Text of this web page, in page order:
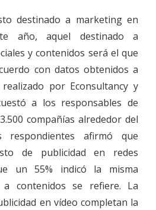
destinado a marketing en
año, aquel destinado a
y contenidos será el que
con datos obtenidos a
por Econsultancy y
a los responsables de
compañías alrededor del
afirmó que
de publicidad en redes
un 55% indicó la misma
contenidos se refiere. La
en vídeo completan la